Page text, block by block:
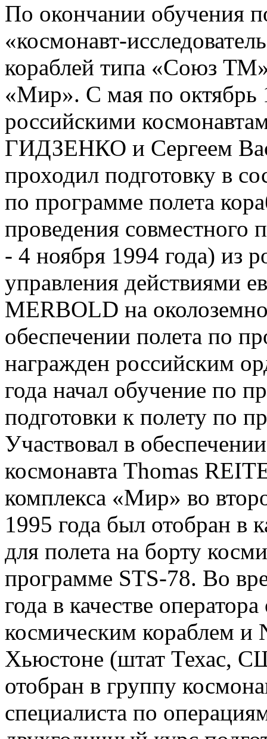
По окончании обучения
«космонавт-
кораблей типа «Союз
«Мир». С мая по октябрь
российскими
ГИДЗЕНКО и Сергеем
проходил подготовку в
по программе полета
проведения совместного
- 4 ноября 1994 года) из
управления действиями
MERBOLD на
обеспечении полета по
награжден российским
года начал обучение по
подготовки к полету по
Участвовал в
космонавта Thomas
комплекса «Мир» во
1995 года был отобран в
для полета на борту
программе STS-78. Во
года в качестве
космическим кораблем и
Хьюстоне (штат Техас,
отобран в группу
специалиста по